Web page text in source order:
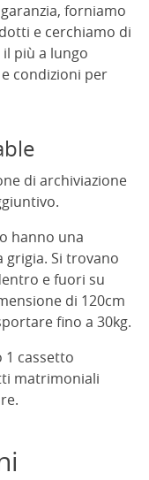
forniamo
e cerchiamo di
più a lungo
condizioni per
di archiviazione
hanno una
Si trovano
e fuori su
di 120cm
fino a 30kg.
cassetto
matrimoniali